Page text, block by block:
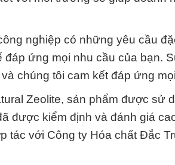
nghiệp có những yêu cầu
ứng mọi nhu cầu của bạn.
chúng tôi cam kết đáp ứng
Zeolite, sản phẩm được sử
được kiểm định và đánh giá
tác với Công ty Hóa chất Đắc